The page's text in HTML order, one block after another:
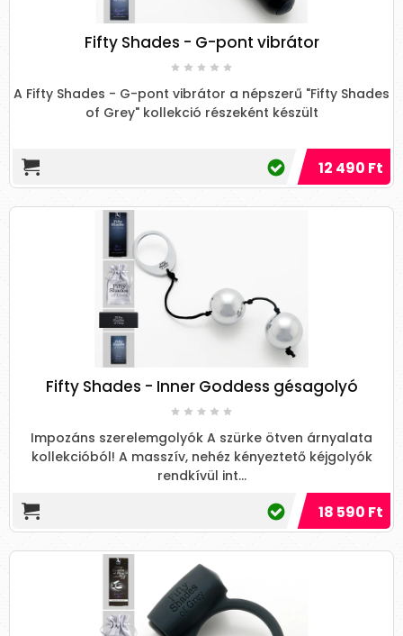
Fifty Shades - G-pont vibrátor
A Fifty Shades - G-pont vibrátor a népszerű "Fifty Shades
of Grey" kollekció részeként készült
12 490 Ft
Fifty Shades - Inner Goddess gésagolyó
Impozáns szerelemgolyók A szürke ötven árnyalata
kollekcióból! A masszív, nehéz kényeztető kéjgolyók
rendkívül int...
18 590 Ft